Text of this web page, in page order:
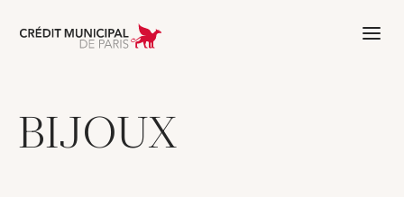
Aller à l'accueil de Crédit Municipal
BIJOUX